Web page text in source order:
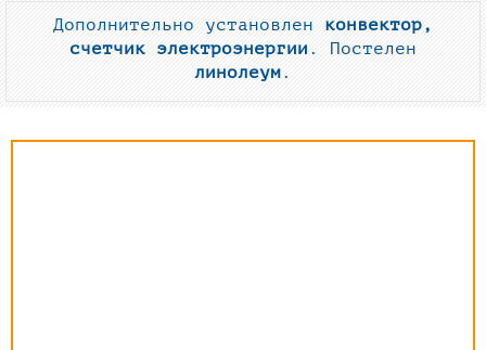
Дополнительно установлен конвектор,
счетчик электроэнергии . Постелен
линолеум.